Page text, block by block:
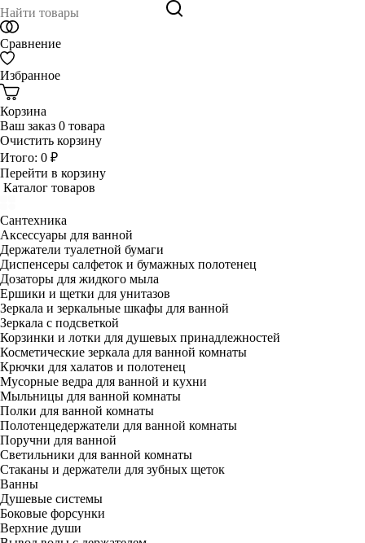
Сравнение
Избранное
Корзина
Ваш заказ 0 товара
Очистить корзину
Итого: 0 ₽
Перейти в корзину
Каталог товаров
Сантехника
Аксессуары для ванной
Держатели туалетной бумаги
Диспенсеры салфеток и бумажных полотенец
Дозаторы для жидкого мыла
Ершики и щетки для унитазов
Зеркала и зеркальные шкафы для ванной
Зеркала с подсветкой
Корзинки и лотки для душевых принадлежностей
Косметические зеркала для ванной комнаты
Крючки для халатов и полотенец
Мусорные ведра для ванной и кухни
Мыльницы для ванной комнаты
Полки для ванной комнаты
Полотенцедержатели для ванной комнаты
Поручни для ванной
Светильники для ванной комнаты
Стаканы и держатели для зубных щеток
Ванны
Душевые системы
Боковые форсунки
Верхние души